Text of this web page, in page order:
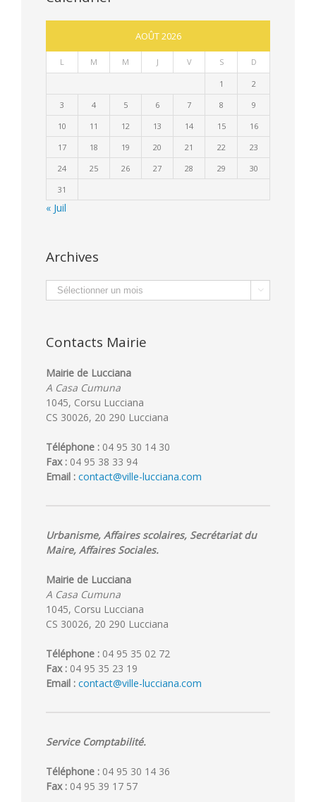
AOÛT 2026
L M M J V S D
1
2
3
4 5 6 7 8
9
10
11 12 13 14 15
16
17
18 19 20 21 22
23
24
25 26 27 28 29
30
31
« Juil
Archives
Archives 
Contacts Mairie
Mairie de Lucciana
A Casa Cumuna
1045, Corsu Lucciana
CS 30026, 20 290 Lucciana
Téléphone : 04 95 30 14 30
Fax : 04 95 38 33 94
Email : contact@ville-lucciana.com
Urbanisme, Affaires scolaires, Secrétariat du
Maire, Affaires Sociales.
Mairie de Lucciana
A Casa Cumuna
1045, Corsu Lucciana
CS 30026, 20 290 Lucciana
Téléphone : 04 95 35 02 72
Fax : 04 95 35 23 19
Email : contact@ville-lucciana.com
Service Comptabilité.
Téléphone : 04 95 30 14 36
Fax : 04 95 39 17 57